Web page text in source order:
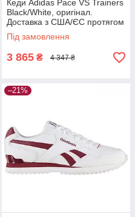
Кеди Adidas Pace VS Trainers
Black/White, оригінал.
Доставка з США/ЄС протягом
14 днів
Під замовлення
3 865 ₴ 4 347 ₴
–21%